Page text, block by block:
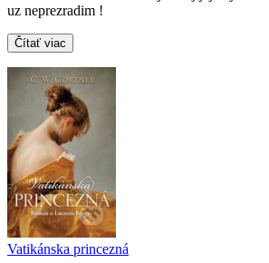
uz neprezradim !
Čítať viac
Vatikánska princezná